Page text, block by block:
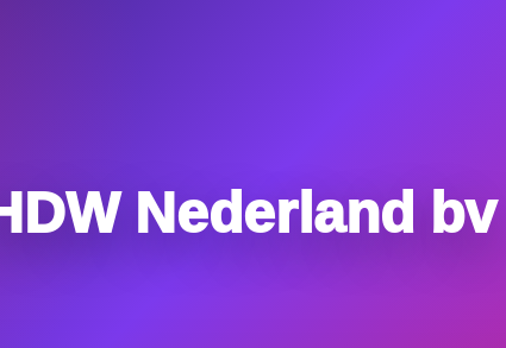
Nederland bv